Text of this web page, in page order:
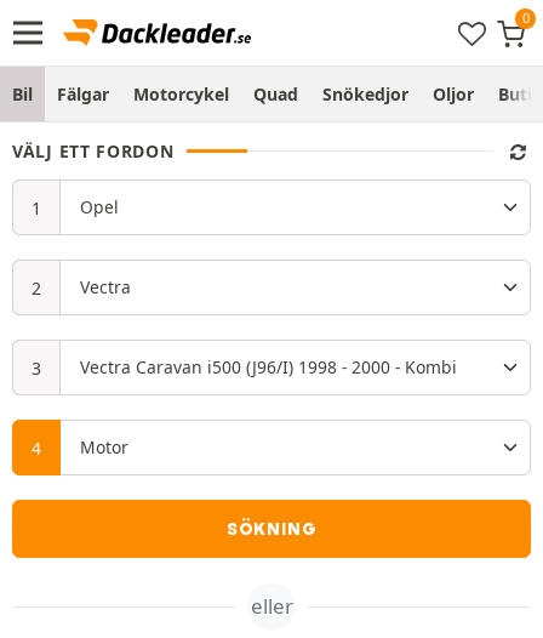
Bil Fälgar Motorcykel Quad Snökedjor Oljor Butik
VÄLJ ETT FORDON
SÖKNING
eller